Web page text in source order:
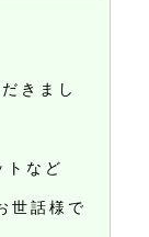
きまし
トなど
世話様で